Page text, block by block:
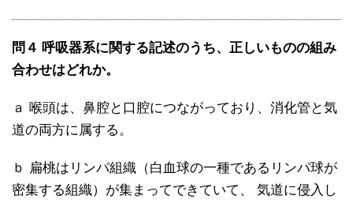
問４ 呼吸器系に関する記述のうち、正しいものの組み
合わせはどれか。
ａ 喉頭は、鼻腔と口腔につながっており、消化管と気
道の両方に属する。
ｂ 扁桃はリンパ組織（白血球の一種であるリンパ球が
密集する組織）が集まってできていて、 気道に侵入し